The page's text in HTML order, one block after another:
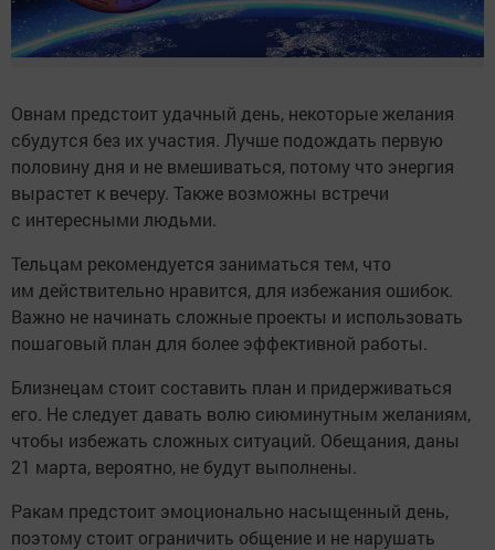
Овнам предстоит удачный день, некоторые желания
сбудутся без их участия. Лучше подождать первую
половину дня и не вмешиваться, потому что энергия
вырастет к вечеру. Также возможны встречи
с интересными людьми.
Тельцам рекомендуется заниматься тем, что
им действительно нравится, для избежания ошибок.
Важно не начинать сложные проекты и использовать
пошаговый план для более эффективной работы.
Близнецам стоит составить план и придерживаться
его. Не следует давать волю сиюминутным желаниям,
чтобы избежать сложных ситуаций. Обещания, даны
21 марта, вероятно, не будут выполнены.
Ракам предстоит эмоционально насыщенный день,
поэтому стоит ограничить общение и не нарушать